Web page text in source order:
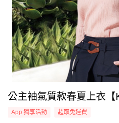
公主袖氣質款春夏上衣【
App 獨享活動 超取免運費